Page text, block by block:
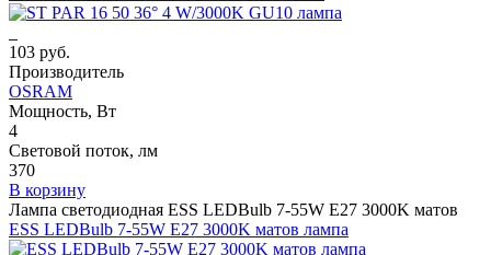
103 руб.
Производитель
OSRAM
Мощность, Вт
4
Световой поток, лм
370
В корзину
Лампа светодиодная ESS LEDBulb 7-55W E27 3000K матов
ESS LEDBulb 7-55W E27 3000K матов лампа